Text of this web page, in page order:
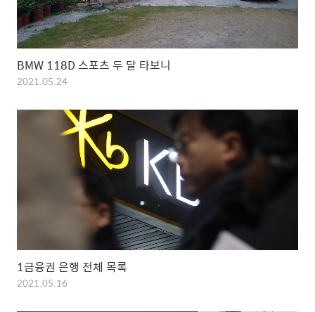
BMW 118D 스포츠 두 달 타보니
2021.05.24
1금융권 은행 전체 목록
2021.05.16